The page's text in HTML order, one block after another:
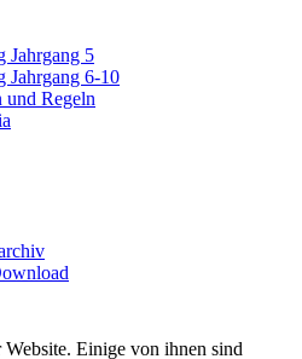
Jahrgang 5
Jahrgang 6-10
und Regeln
Einige von ihnen sind